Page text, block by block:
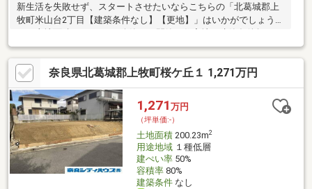
新生活を失敗せず、スタートさせたいならこちらの「北葛城郡上
牧町米山台2丁目【建築条件なし】【更地】」はいかがでしょう
土地ですので、自由度
奈良県北葛城郡上牧町桜ケ丘１ 1,271万円
1,271 万円
（坪単価:-）
土地面積200.23m2
用途地域１種低層
建ぺい率50%
容積率80%
建築条件なし